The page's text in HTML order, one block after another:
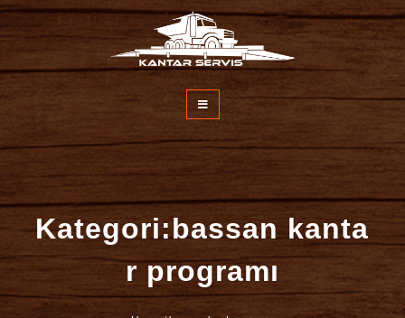
İçeriğe
Kantar Servisi
Kategori:bassan kanta
r programı